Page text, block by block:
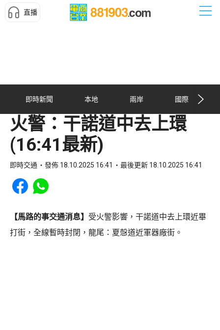
直播
即時新聞 本地 兩岸 國際
火警：干諾道中去上環
(16:41最新)
即時交通 發佈 18.10.2025 16:41 最後更新 18.10.2025 16:41
Share to Facebook
Share to WhatsApp
【馬路的事交通消息】 受火警影響，干諾道中去上環近畢
打街，全線暫時封閉，龍尾：夏愨道近軍器廠街。